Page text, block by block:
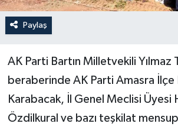
Paylaş
AK Parti Bartın Milletvekili Yılmaz
beraberinde AK Parti Amasra İlçe
Karabacak, İl Genel Meclisi Üyesi
Özdilkural ve bazı teşkilat
Turizm
Yerel Yönetimler
DÜNYA